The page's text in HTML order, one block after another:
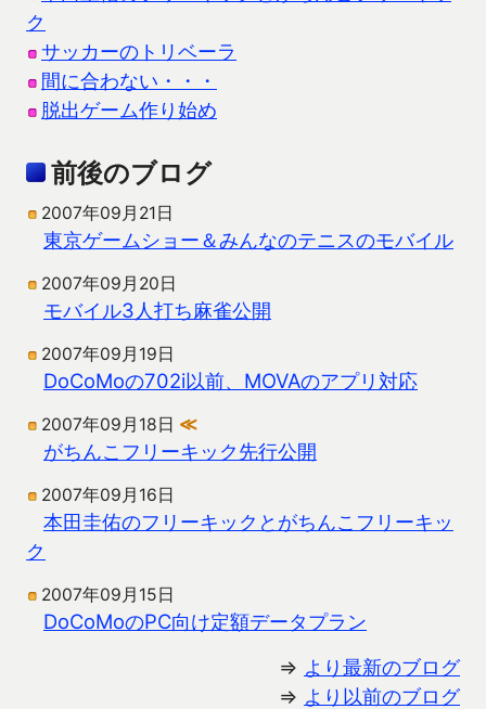
ク
サッカーのトリベーラ
間に合わない・・・
脱出ゲーム作り始め
前後のブログ
2007年09月21日
東京ゲームショー＆みんなのテニスのモバイル
2007年09月20日
モバイル3人打ち麻雀公開
2007年09月19日
DoCoMoの702i以前、MOVAのアプリ対応
2007年09月18日 ≪
がちんこフリーキック先行公開
2007年09月16日
本田圭佑のフリーキックとがちんこフリーキッ
ク
2007年09月15日
DoCoMoのPC向け定額データプラン
⇒ より最新のブログ
⇒ より以前のブログ